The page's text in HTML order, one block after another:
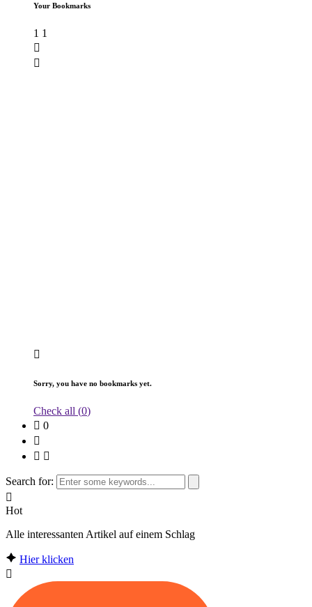
Your Bookmarks
1 1
Sorry, you have no bookmarks yet.
Check all (0)
0
Search for:
Hot
Alle interessanten Artikel auf einem Schlag
Hier klicken